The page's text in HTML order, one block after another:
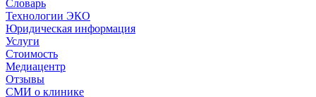
Словарь
Технологии ЭКО
Юридическая информация
Услуги
Стоимость
Медиацентр
Отзывы
СМИ о клинике